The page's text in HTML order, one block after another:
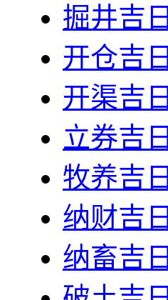
掘井吉日
开仓吉日
开渠吉日
立券吉日
牧养吉日
纳财吉日
纳畜吉日